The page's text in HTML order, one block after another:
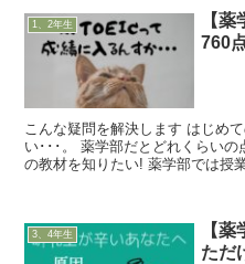
1、2年生
【
760
こんな疑問を解決します はじめ
い･･･。 薬学部だとどれくらい
の教材を知りたい! 薬学部では授
3、4年生
【
ただ